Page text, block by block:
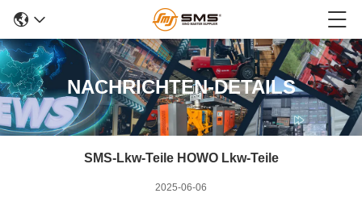
NACHRICHTEN-DETAILS
SMS-Lkw-Teile HOWO Lkw-Teile
2025-06-06